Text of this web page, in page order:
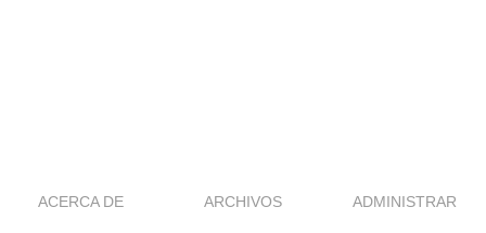
ACERCA DE ARCHIVOS ADMINISTRAR